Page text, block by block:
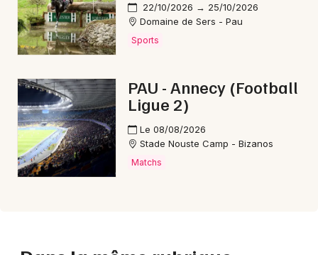
22/10/2026 → 25/10/2026
Domaine de Sers - Pau
Sports
PAU - Annecy (Football
Ligue 2)
Le 08/08/2026
Stade Nouste Camp - Bizanos
Matchs